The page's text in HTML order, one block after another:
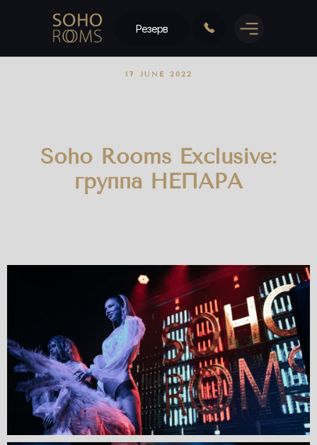
Резерв
17 JUNE 2022
Soho Rooms Exclusive:
группа НЕПАРА